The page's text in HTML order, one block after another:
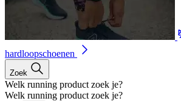
hardloopschoenen
Zoek
Welk running product zoek je?
Welk running product zoek je?